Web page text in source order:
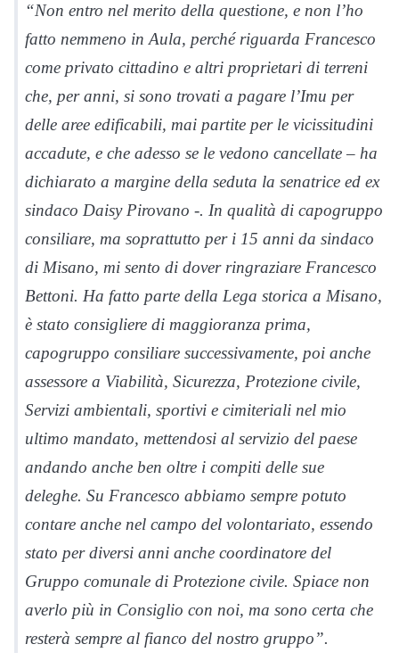
“Non entro nel merito della questione, e non l’ho
fatto nemmeno in Aula, perché riguarda Francesco
come privato cittadino e altri proprietari di terreni
che, per anni, si sono trovati a pagare l’Imu per
delle aree edificabili, mai partite per le vicissitudini
accadute, e che adesso se le vedono cancellate – ha
dichiarato a margine della seduta la senatrice ed ex
sindaco Daisy Pirovano -. In qualità di capogruppo
consiliare, ma soprattutto per i 15 anni da sindaco
di Misano, mi sento di dover ringraziare Francesco
Bettoni. Ha fatto parte della Lega storica a Misano,
è stato consigliere di maggioranza prima,
capogruppo consiliare successivamente, poi anche
assessore a Viabilità, Sicurezza, Protezione civile,
Servizi ambientali, sportivi e cimiteriali nel mio
ultimo mandato, mettendosi al servizio del paese
andando anche ben oltre i compiti delle sue
deleghe. Su Francesco abbiamo sempre potuto
contare anche nel campo del volontariato, essendo
stato per diversi anni anche coordinatore del
Gruppo comunale di Protezione civile. Spiace non
averlo più in Consiglio con noi, ma sono certa che
resterà sempre al fianco del nostro gruppo”.